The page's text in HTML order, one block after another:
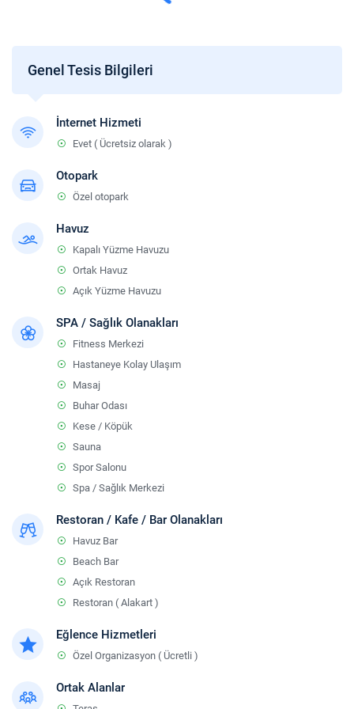
En erken saat 14:00 ve sonrası.
Sigara
Odalarda sigara içilmez.
Çocuklar
2 yaşına kadar olan bebekler ücretsizdir.
Genel Tesis Bilgileri
İnternet Hizmeti
Evet ( Ücretsiz olarak )
Otopark
Özel otopark
Havuz
Kapalı Yüzme Havuzu
Ortak Havuz
Açık Yüzme Havuzu
SPA / Sağlık Olanakları
Fitness Merkezi
Hastaneye Kolay Ulaşım
Masaj
Buhar Odası
Kese / Köpük
Sauna
Spor Salonu
Spa / Sağlık Merkezi
Restoran / Kafe / Bar Olanakları
Havuz Bar
Beach Bar
Açık Restoran
Restoran ( Alakart )
Eğlence Hizmetleri
Özel Organizasyon ( Ücretli )
Ortak Alanlar